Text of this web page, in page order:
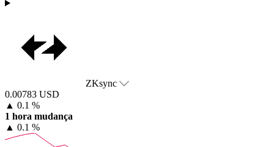
ZKsync
0.00783 USD
▲ 0.1 %
1 hora mudança
▲ 0.1 %